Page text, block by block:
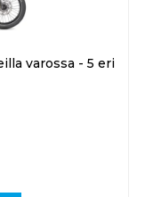
varossa - 5 eri